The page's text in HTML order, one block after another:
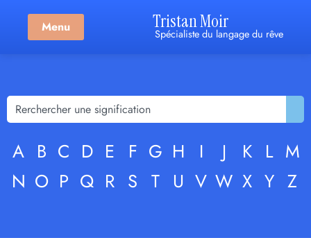
Menu Tristan Moir
Spécialiste du langage du rêve
A B C D E F G H I J K L M
N O P Q R S T U V W X Y Z